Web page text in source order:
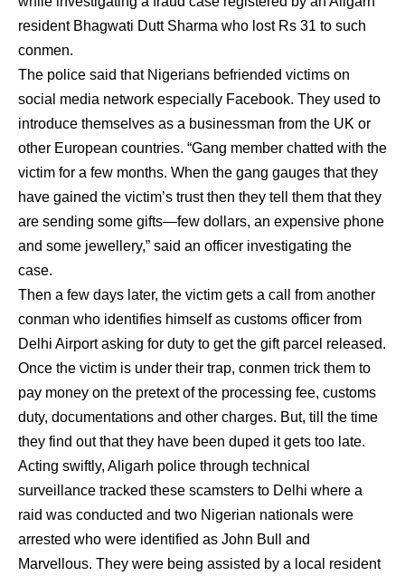
resident Bhagwati Dutt Sharma who lost Rs 31 to such
conmen.
The police said that Nigerians befriended victims on
social media network especially Facebook. They used to
introduce themselves as a businessman from the UK or
other European countries. “Gang member chatted with the
victim for a few months. When the gang gauges that they
have gained the victim’s trust then they tell them that they
are sending some gifts—few dollars, an expensive phone
and some jewellery,” said an officer investigating the
case.
Then a few days later, the victim gets a call from another
conman who identifies himself as customs officer from
Delhi Airport asking for duty to get the gift parcel released.
Once the victim is under their trap, conmen trick them to
pay money on the pretext of the processing fee, customs
duty, documentations and other charges. But, till the time
they find out that they have been duped it gets too late.
Acting swiftly, Aligarh police through technical
surveillance tracked these scamsters to Delhi where a
raid was conducted and two Nigerian nationals were
arrested who were identified as John Bull and
Marvellous. They were being assisted by a local resident